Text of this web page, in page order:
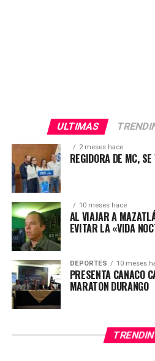
ULTIMAS
2 meses hace
REGIDORA DE MC,
10 meses hace
AL VIAJAR A
EVITAR LA «VIDA
DEPORTES 10 meses
PRESENTA CANACO
MARATON DURANGO